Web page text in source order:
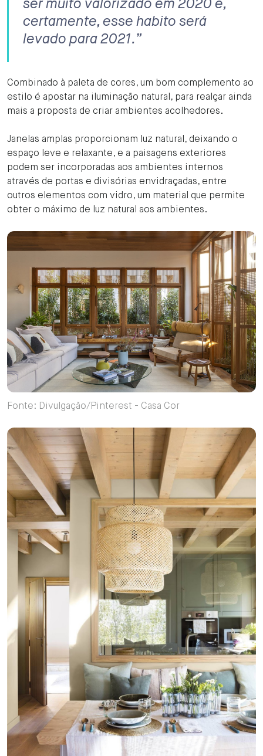
ser muito valorizado em 2020 e,
certamente, esse habito será
levado para 2021.”
Combinado à paleta de cores, um bom complemento ao
estilo é apostar na iluminação natural, para realçar ainda
mais a proposta de criar ambientes acolhedores.
Janelas amplas proporcionam luz natural, deixando o
espaço leve e relaxante, e a paisagens exteriores
podem ser incorporadas aos ambientes internos
através de portas e divisórias envidraçadas, entre
outros elementos com vidro, um material que permite
obter o máximo de luz natural aos ambientes.
Fonte: Divulgação/Pinterest - Casa Cor